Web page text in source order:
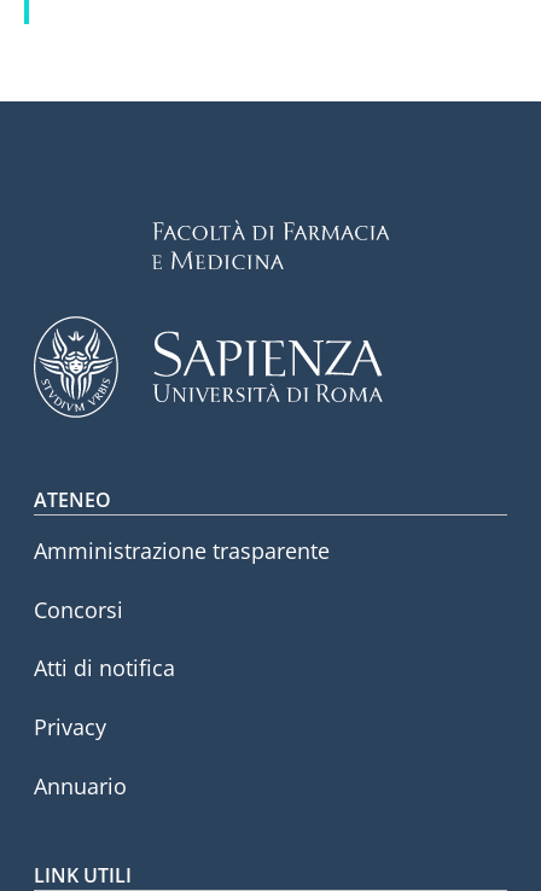
Footer menu
ATENEO
Amministrazione trasparente
Concorsi
Atti di notifica
Privacy
Annuario
LINK UTILI